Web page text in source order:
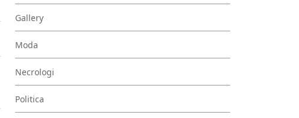
Gallery
Moda
Necrologi
Politica